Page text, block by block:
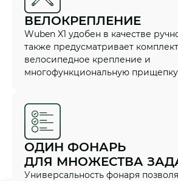
ВЕЛОКРЕПЛЕНИЕ
Wuben X1 удобен в качестве
также предусматривает
велосипедное крепление и
многофункциональную
ОДИН ФОНАРЬ
ДЛЯ МНОЖЕСТВА
Универсальность фонаря